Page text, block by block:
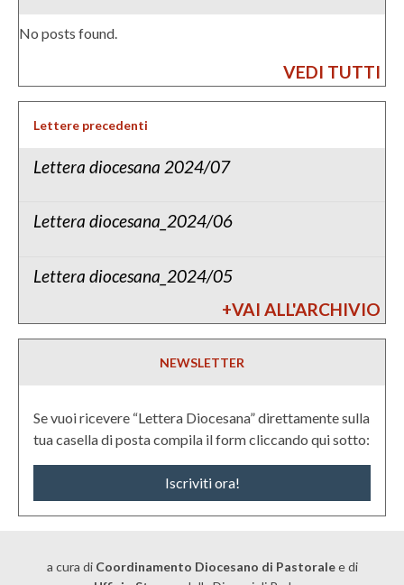
No posts found.
VEDI TUTTI
Lettere precedenti
Lettera diocesana 2024/07
Lettera diocesana_2024/06
Lettera diocesana_2024/05
+VAI ALL'ARCHIVIO
NEWSLETTER
Se vuoi ricevere “Lettera Diocesana” direttamente sulla
tua casella di posta compila il form cliccando qui sotto:
Iscriviti ora!
a cura di Coordinamento Diocesano di Pastoralee di